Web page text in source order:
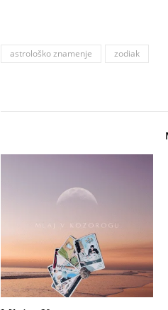
astrološko znamenje zodiak